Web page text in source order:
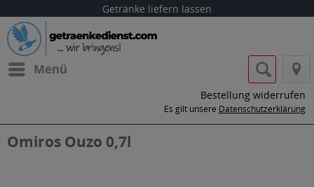
Getränke liefern lassen
Menü
Bestellung widerrufen
Es gilt unsere Datenschutzerklärung
Omiros Ouzo 0,7l